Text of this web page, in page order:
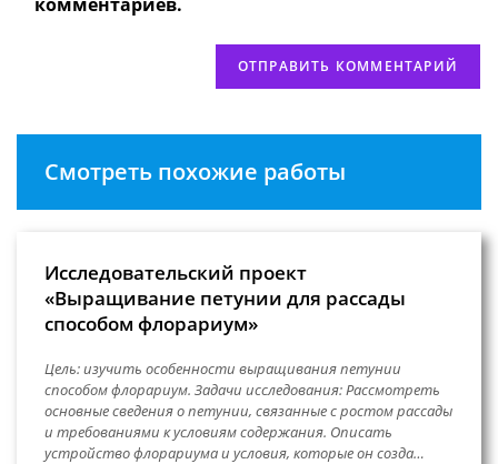
Смотреть похожие работы
Исследовательский проект
«Выращивание петунии для рассады
способом флорариум»
Цель: изучить особенности выращивания петунии
способом флорариум. Задачи исследования: Рассмотреть
основные сведения о петунии, связанные с ростом рассады
и требованиями к условиям содержания. Описать
устройство флорариума и условия, которые он созда…